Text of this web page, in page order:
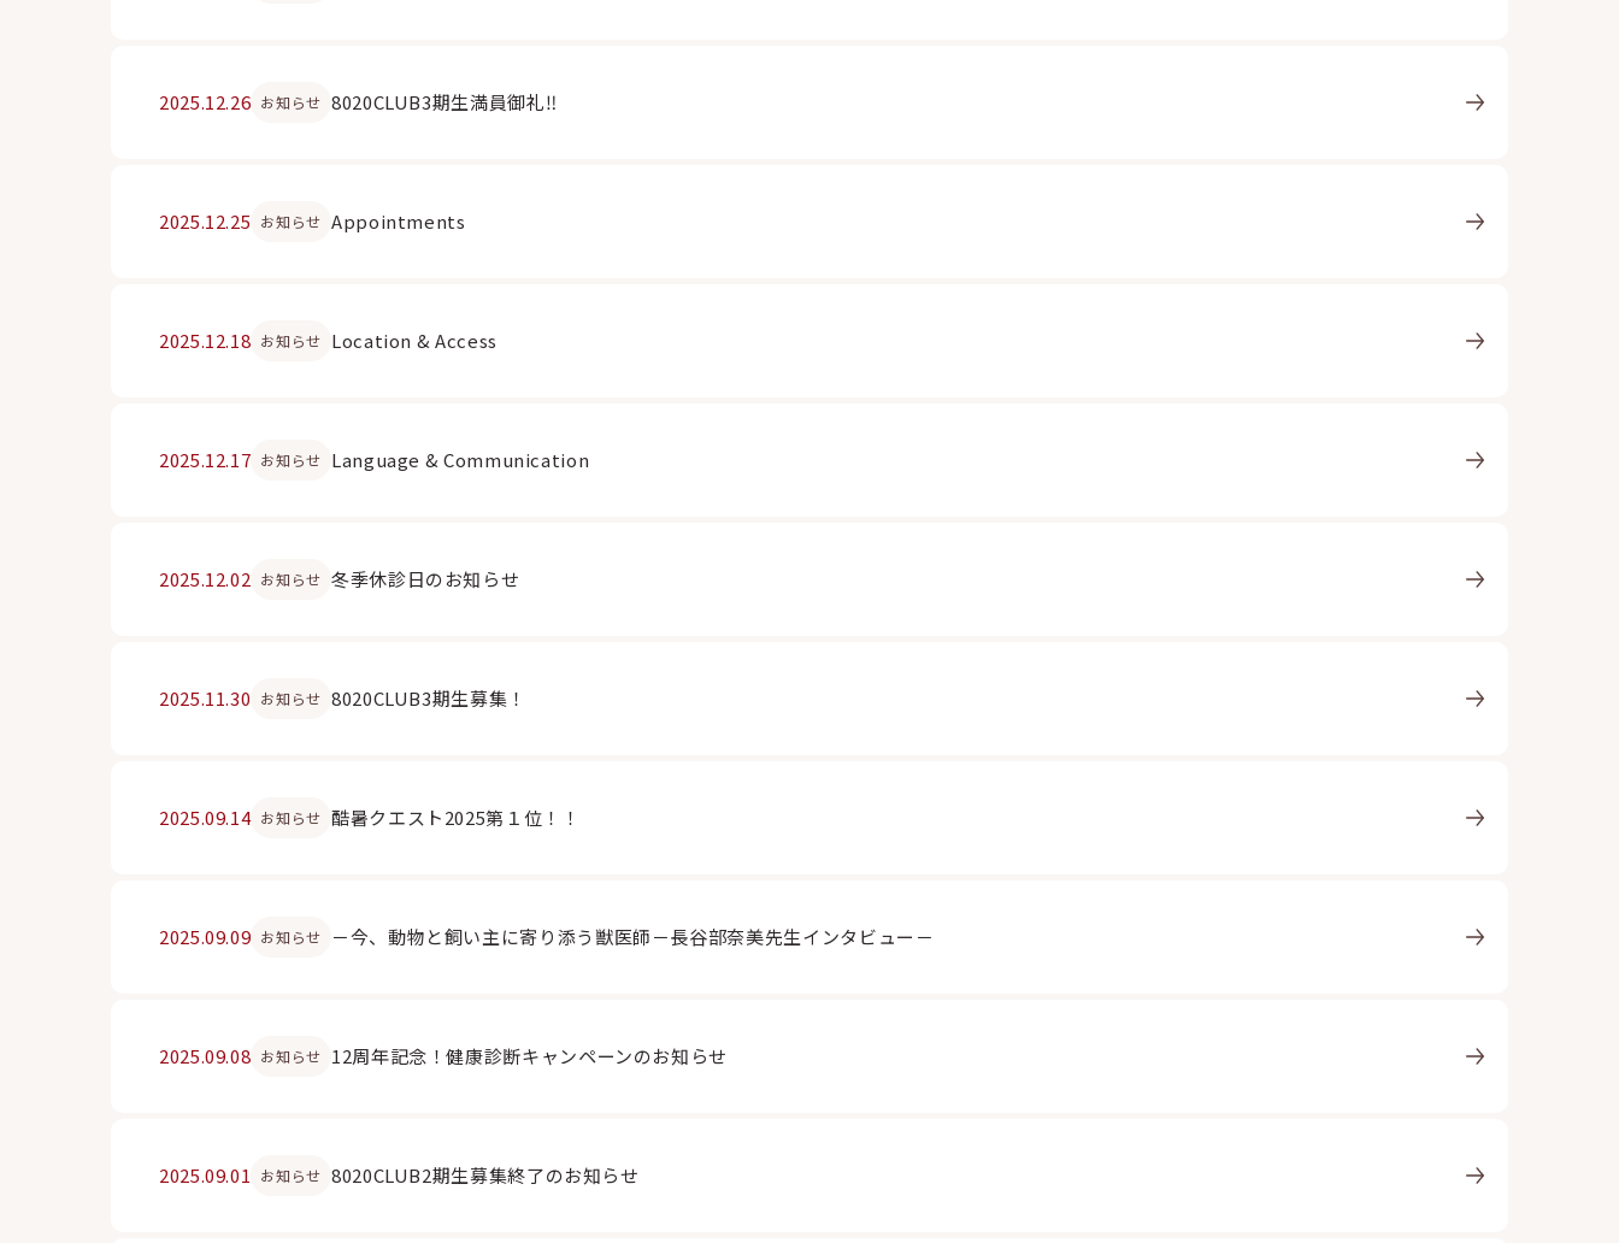
2025.12.26 お知らせ 8020CLUB3期生満員御礼‼️
2025.12.25 お知らせ Appointments
2025.12.18 お知らせ Location & Access
2025.12.17 お知らせ Language & Communication
2025.12.02 お知らせ 冬季休診日のお知らせ
2025.11.30 お知らせ 8020CLUB3期生募集！
2025.09.14 お知らせ 酷暑クエスト2025第１位！！
2025.09.09 お知らせ －今、動物と飼い主に寄り添う獣医師－長谷部奈美先生インタビュー－
2025.09.08 お知らせ 12周年記念！健康診断キャンペーンのお知らせ
2025.09.01 お知らせ 8020CLUB2期生募集終了のお知らせ